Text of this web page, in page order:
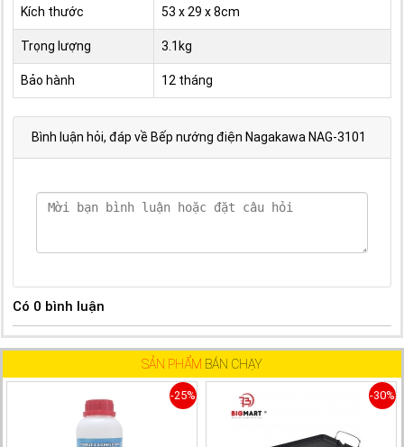
Kích thước 53 x 29 x 8cm
Trọng lượng 3.1kg
Bảo hành 12 tháng
Bình luận hỏi, đáp về Bếp nướng điện Nagakawa NAG-3101
Có 0 bình luận
SẢN PHẨM BÁN CHẠY
-25% -30%